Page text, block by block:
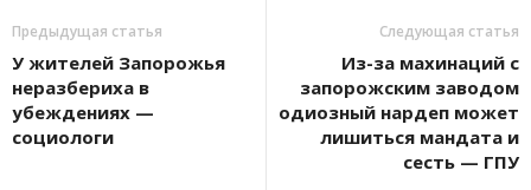
Предыдущая статья
У жителей Запорожья
неразбериха в
убеждениях —
социологи
Следующая статья
Из-за махинаций с
запорожским заводом
одиозный нардеп может
лишиться мандата и
сесть — ГПУ